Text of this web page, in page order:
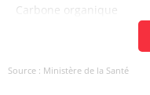
Carbone organique
Source : Ministère de la Santé